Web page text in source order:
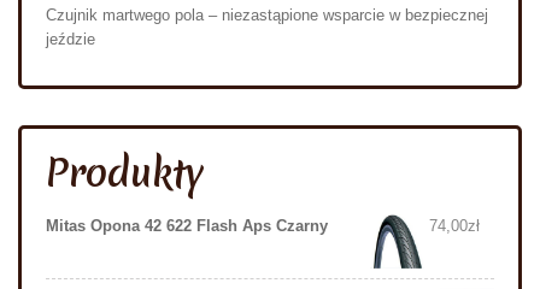
Czujnik martwego pola – niezastąpione wsparcie w bezpiecznej
jeździe
Produkty
Mitas Opona 42 622 Flash Aps Czarny 74,00zł